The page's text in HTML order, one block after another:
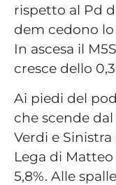
rispetto al Pd
dem cedono lo
In ascesa il
cresce dello
Ai piedi del
che scende dal
Verdi e Sinistra
Lega di Matteo
5,8%. Alle